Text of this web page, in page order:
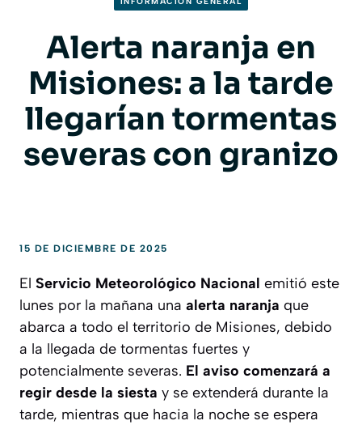
Alerta naranja en
Misiones: a la tarde
llegarían tormentas
severas con granizo
15 DE DICIEMBRE DE 2025
El Servicio Meteorológico Nacional emitió este
lunes por la mañana una alerta naranja que
abarca a todo el territorio de Misiones, debido
a la llegada de tormentas fuertes y
potencialmente severas. El aviso comenzará a
regir desde la siesta y se extenderá durante la
tarde, mientras que hacia la noche se espera